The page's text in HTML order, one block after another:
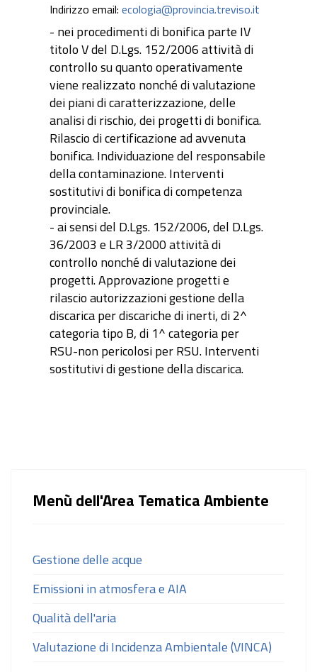
Indirizzo email: ecologia@provincia.treviso.it
- nei procedimenti di bonifica parte IV
titolo V del D.Lgs. 152/2006 attività di
controllo su quanto operativamente
viene realizzato nonché di valutazione
dei piani di caratterizzazione, delle
analisi di rischio, dei progetti di bonifica.
Rilascio di certificazione ad avvenuta
bonifica. Individuazione del responsabile
della contaminazione. Interventi
sostitutivi di bonifica di competenza
provinciale.
- ai sensi del D.Lgs. 152/2006, del D.Lgs.
36/2003 e LR 3/2000 attività di
controllo nonché di valutazione dei
progetti. Approvazione progetti e
rilascio autorizzazioni gestione della
discarica per discariche di inerti, di 2^
categoria tipo B, di 1^ categoria per
RSU-non pericolosi per RSU. Interventi
sostitutivi di gestione della discarica.
Menù dell'Area Tematica Ambiente
Gestione delle acque
Emissioni in atmosfera e AIA
Qualità dell'aria
Valutazione di Incidenza Ambientale (VINCA)